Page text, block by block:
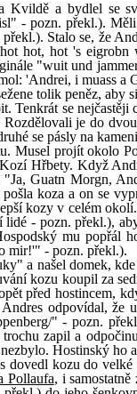
Kvildě a bydlel se
- pozn. překl.).
Stalo se, že
hot, hot 's
"wuit und
'Andrei, i muass a
tolik peněz, aby
Tenkrát se
je do
se pásly na
Musel projít okolo
Hřbety. Když
"Ja, Guatn Morgn,
pošla koza a on se
kozy v celém
- pozn. překl.),
mu popřál
mir!'" - pozn. překl.).
a našel domek,
kozu koupil za
před hostincem,
Andres odpovídal,
" - pozn.
zapil a
Hostinský ho
dovedl kozu do
Pollaufa, i